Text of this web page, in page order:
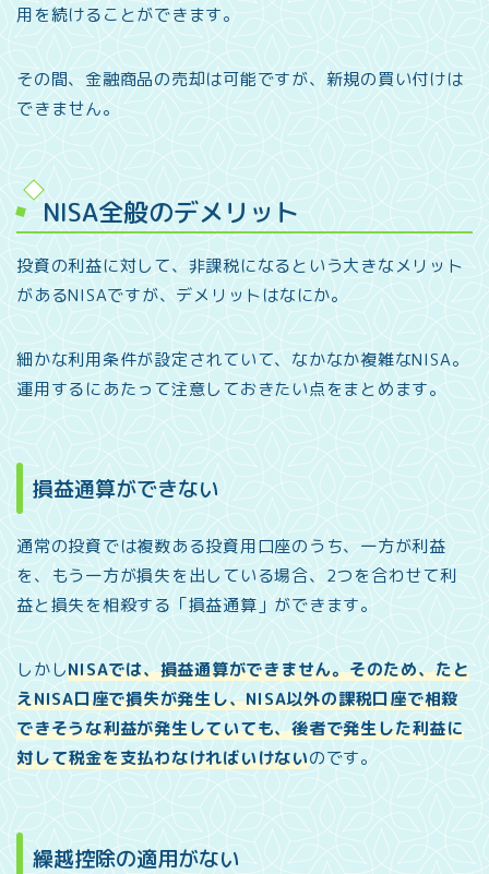
用を続けることができます。
その間、金融商品の売却は可能ですが、新規の買い付けは
できません。
NISA全般のデメリット
投資の利益に対して、非課税になるという大きなメリット
があるNISAですが、デメリットはなにか。
細かな利用条件が設定されていて、なかなか複雑なNISA。
運用するにあたって注意しておきたい点をまとめます。
損益通算ができない
通常の投資では複数ある投資用口座のうち、一方が利益
を、もう一方が損失を出している場合、2つを合わせて利
益と損失を相殺する「損益通算」ができます。
しかしNISAでは、損益通算ができません。そのため、たと
えNISA口座で損失が発生し、NISA以外の課税口座で相殺
できそうな利益が発生していても、後者で発生した利益に
対して税金を支払わなければいけないのです。
繰越控除の適用がない